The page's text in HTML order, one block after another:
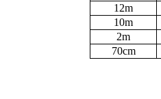
12m
10m
2m
70cm